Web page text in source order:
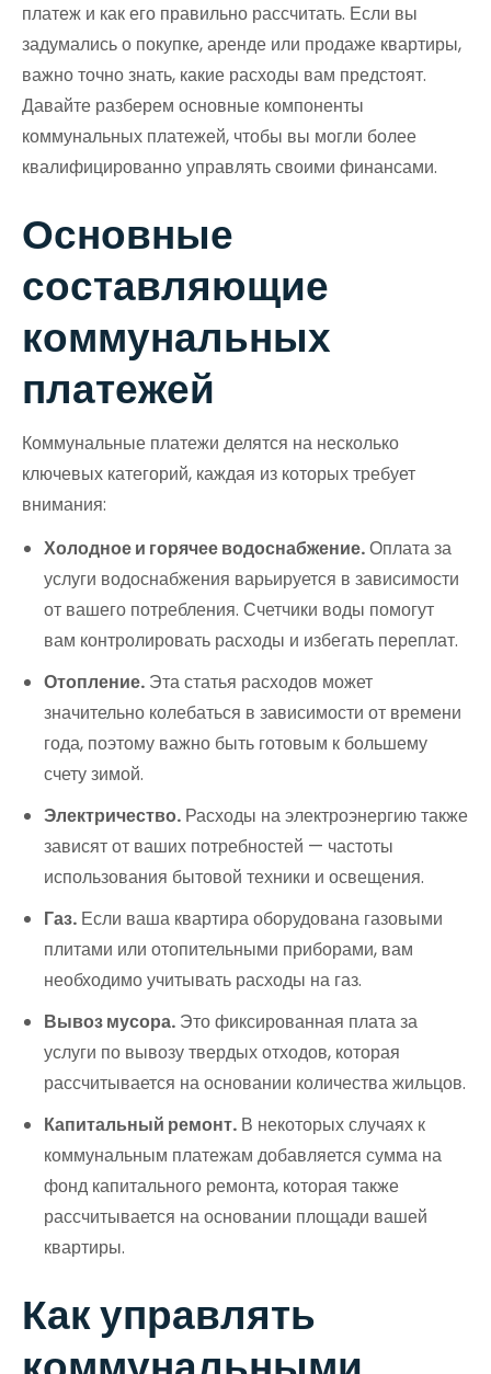
платеж и как его правильно рассчитать. Если вы
задумались о покупке, аренде или продаже квартиры,
важно точно знать, какие расходы вам предстоят.
Давайте разберем основные компоненты
коммунальных платежей, чтобы вы могли более
квалифицированно управлять своими финансами.
Основные
составляющие
коммунальных
платежей
Коммунальные платежи делятся на несколько
ключевых категорий, каждая из которых требует
внимания:
Холодное и горячее водоснабжение.Оплата за
услуги водоснабжения варьируется в зависимости
от вашего потребления. Счетчики воды помогут
вам контролировать расходы и избегать переплат.
Отопление. Эта статья расходов может
значительно колебаться в зависимости от времени
года, поэтому важно быть готовым к большему
счету зимой.
Электричество. Расходы на электроэнергию также
зависят от ваших потребностей — частоты
использования бытовой техники и освещения.
Газ. Если ваша квартира оборудована газовыми
плитами или отопительными приборами, вам
необходимо учитывать расходы на газ.
Вывоз мусора. Это фиксированная плата за
услуги по вывозу твердых отходов, которая
рассчитывается на основании количества жильцов.
Капитальный ремонт. В некоторых случаях к
коммунальным платежам добавляется сумма на
фонд капитального ремонта, которая также
рассчитывается на основании площади вашей
квартиры.
Как управлять